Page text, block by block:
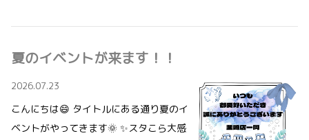
夏のイベントが来ます！！
2026.07.23
こんにちは😄 タイトルにある通り夏のイ
ベントがやってきます🌞 ✨スタこら大感